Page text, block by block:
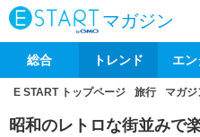
マガジン
総合 トレンド エン
E START トップページ 旅行 マガジ
昭和のレトロな街並みで